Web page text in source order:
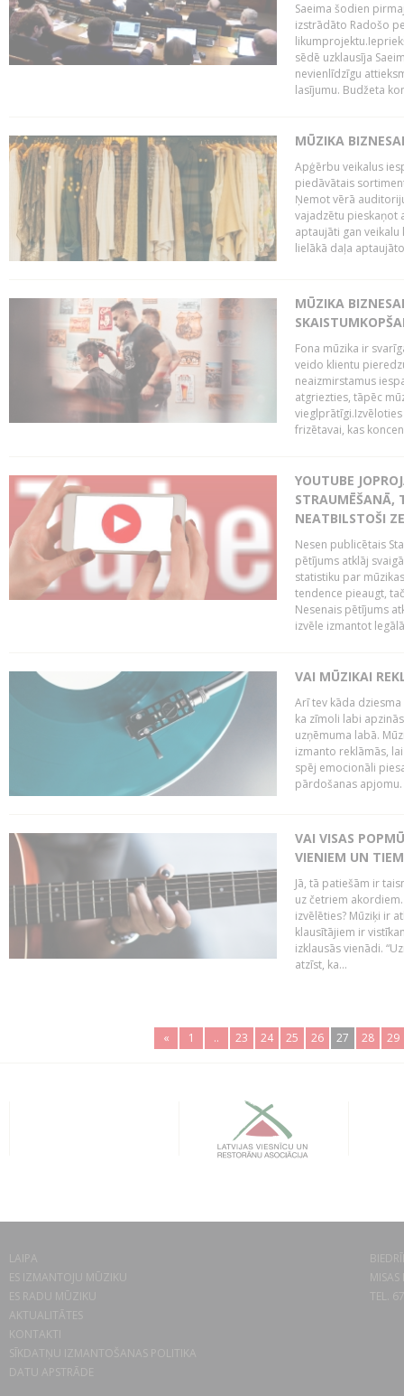
Saeima šodien
izstrādāto Radošo
sēdē uzklausīja
nevienlīdzīgu
lasījumu. Budžeta
MŪZIKA
Apģērbu veikalus
piedāvātais
Ņemot vērā
vajadzētu pieskaņot
aptaujāti gan
lielākā daļa
MŪZIKA
Fona mūzika ir
veido klientu
neaizmirstamus
atgriezties, tāpēc
frizētavai, kas
YOUTUBE
STRAUMĒŠANĀ,
NEATBILSTOŠI
Nesen publicētais
pētījums atklāj
statistiku par
tendence pieaugt,
Nesenais pētījums
izvēle izmantot
VAI MŪZIKAI
Arī tev kāda
ka zīmoli labi
uzņēmuma labā.
izmanto reklāmās,
spēj emocionāli
pārdošanas apjomu.
VAI VISAS
VIENIEM UN
Jā, tā patiešām ir
uz četriem
izvēlēties? Mūziķi ir
klausītājiem ir
izklausās vienādi.
atzīst, ka...
« 1 .. 23 24 25 26 27 28 29
LAIPA
ES IZMANTOJU MŪZIKU
ES RADU MŪZIKU
AKTUALITĀTES
KONTAKTI
SĪKDATŅU IZMANTOŠANAS POLITIKA
DATU APSTRĀDE
TEL.